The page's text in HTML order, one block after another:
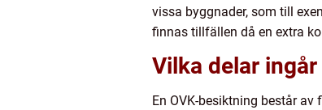
vissa byggnader, som till
finnas tillfällen då en extra
Vilka delar
En OVK-besiktning består